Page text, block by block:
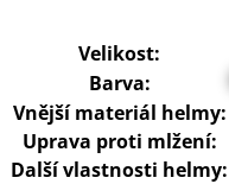
Velikost:
Barva:
Vnější materiál helmy:
Uprava proti mlžení:
Další vlastnosti helmy: